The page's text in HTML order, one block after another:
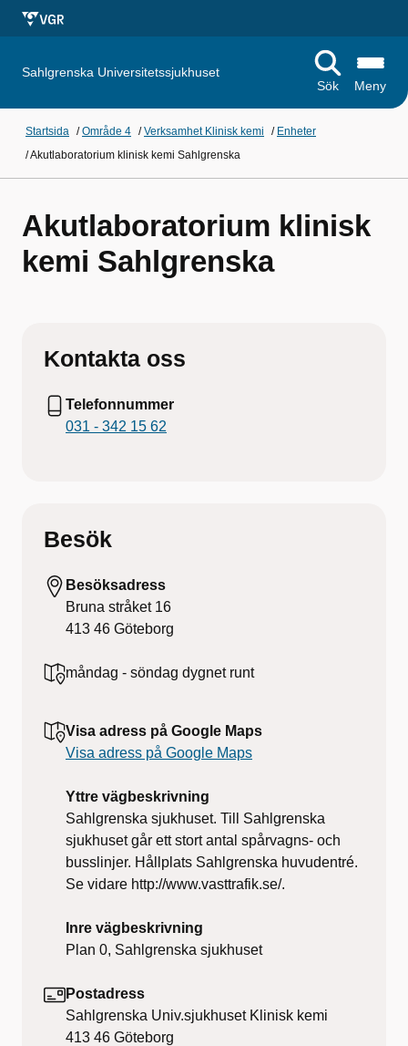
Sahlgrenska Universitetssjukhuset
Sök
Meny
Startsida /Område 4 /Verksamhet Klinisk kemi / Enheter
/Akutlaboratorium klinisk kemi Sahlgrenska
Akutlaboratorium klinisk
kemi Sahlgrenska
Kontakta oss
Telefonnummer
031 - 342 15 62
Besök
Besöksadress
Bruna stråket 16
413 46 Göteborg
måndag - söndag dygnet runt
Visa adress på Google Maps
Visa adress på Google Maps
Yttre vägbeskrivning
Sahlgrenska sjukhuset. Till Sahlgrenska
sjukhuset går ett stort antal spårvagns- och
busslinjer. Hållplats Sahlgrenska huvudentré.
Se vidare http://www.vasttrafik.se/.
Inre vägbeskrivning
Plan 0, Sahlgrenska sjukhuset
Postadress
Sahlgrenska Univ.sjukhuset Klinisk kemi
413 46 Göteborg